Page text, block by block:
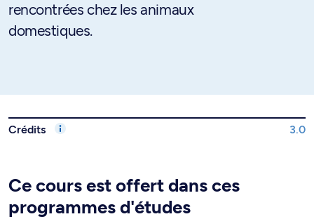
rencontrées chez les animaux
domestiques.
Crédits 3.0
Ce cours est offert dans ces
programmes d'études